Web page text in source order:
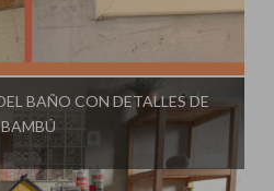
BAÑO CON DETALLES DE
BAMBÚ